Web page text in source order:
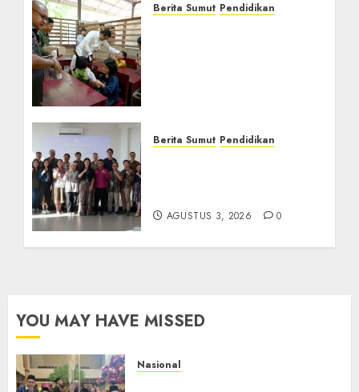
Berita Sumut Pendidikan
Berita Sumut Pendidikan
AGUSTUS 3, 2026 0
YOU MAY HAVE MISSED
Nasional